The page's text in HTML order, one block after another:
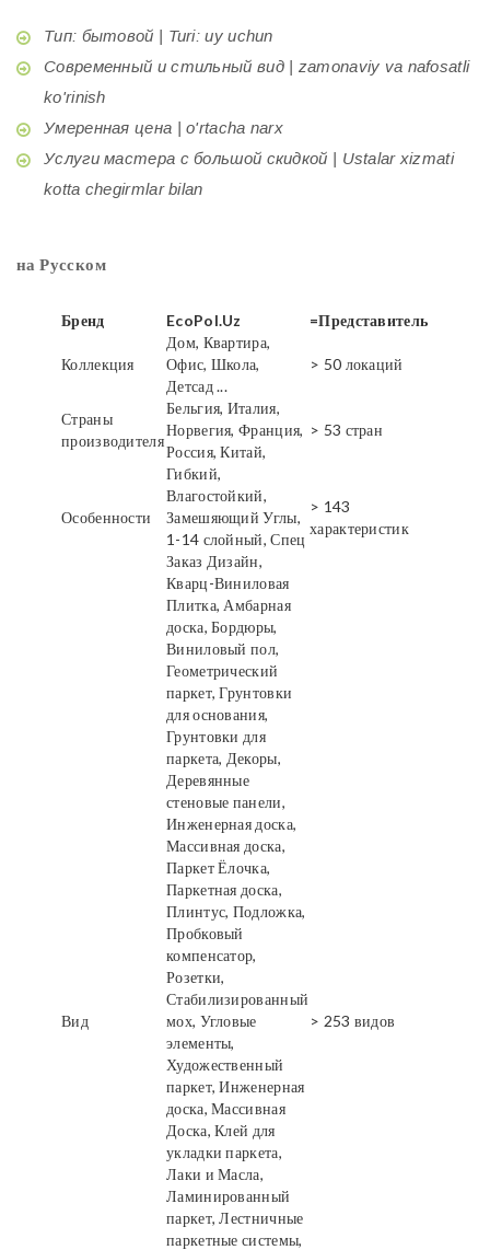
Тип: бытовой | Turi: uy uchun
Современный и стильный вид | zamonaviy va nafosatli
ko'rinish
Умеренная цена | o'rtacha narx
Услуги мастера с большой скидкой | Ustalar xizmati
kotta chegirmlar bilan
на Русском
Бренд EcoPol.Uz =Представитель
Коллекция
Дом, Квартира,
Офис, Школа,
Детсад ...
> 50 локаций
Страны
производителя
Бельгия, Италия,
Норвегия, Франция,
Россия, Китай,
> 53 стран
Особенности
Гибкий,
Влагостойкий,
Замешяющий Углы,
1-14 слойный, Спец
Заказ Дизайн,
> 143
характеристик
Вид
Кварц-Виниловая
Плитка, Амбарная
доска, Бордюры,
Виниловый пол,
Геометрический
паркет, Грунтовки
для основания,
Грунтовки для
паркета, Декоры,
Деревянные
стеновые панели,
Инженерная доска,
Массивная доска,
Паркет Ёлочка,
Паркетная доска,
Плинтус, Подложка,
Пробковый
компенсатор,
Розетки,
Стабилизированный
мох, Угловые
элементы,
Художественный
паркет, Инженерная
доска, Массивная
Доска, Клей для
укладки паркета,
Лаки и Масла,
Ламинированный
паркет, Лестничные
паркетные системы,
> 253 видов